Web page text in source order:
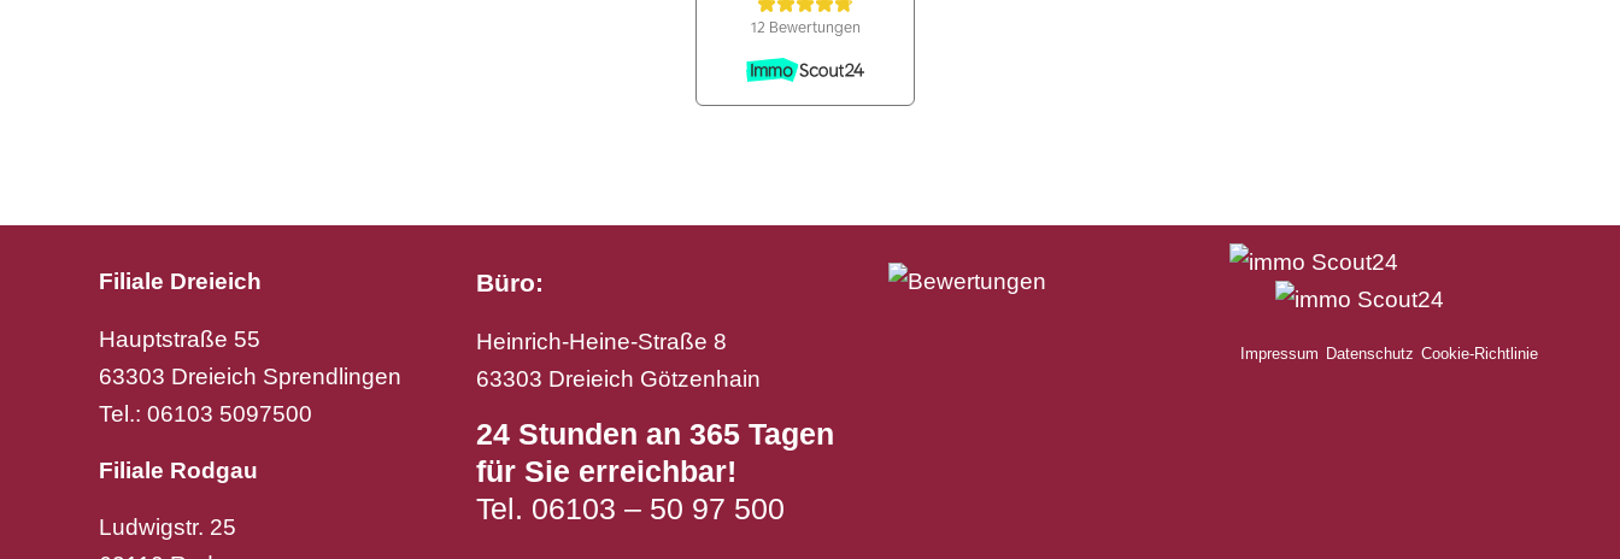
Filiale Dreieich
Hauptstraße 55
63303 Dreieich Sprendlingen
Tel.: 06103 5097500
Filiale Rodgau
Ludwigstr. 25
Büro:
Heinrich-Heine-Straße 8
63303 Dreieich Götzenhain
24 Stunden an 365 Tagen
für Sie erreichbar!
Tel. 06103 – 50 97 500
Impressum Datenschutz Cookie-Richtlinie